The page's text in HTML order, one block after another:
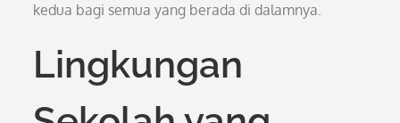
kedua bagi semua yang berada di dalamnya.
Lingkungan